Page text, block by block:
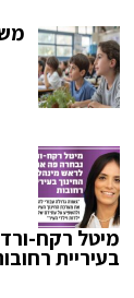
מיטל רקח-
בעיריית